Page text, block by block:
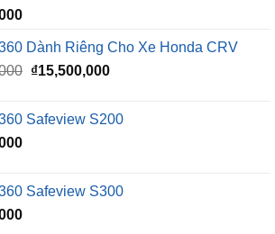
Dành Riêng Cho Xe Honda CRV
Giá
₫16,500,000.
₫15,500,000Giá
là:
Safeview S200
Safeview S300